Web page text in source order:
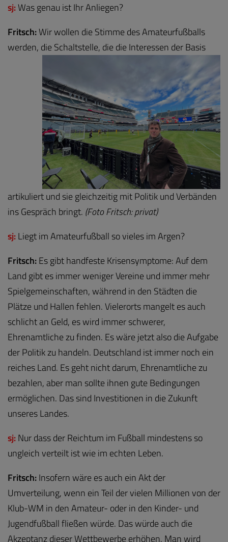
sj:Was genau ist Ihr Anliegen?
Fritsch:Wir wollen die Stimme des Amateurfußballs
werden, die Schaltstelle, die die Interessen derBasis
artikuliert und sie gleichzeitig mit Politik und Verbänden
ins Gespräch bringt. (Foto Fritsch: privat)
sj:Liegt im Amateurfußball so vieles im Argen?
Fritsch:Es gibt handfeste Krisensymptome: Auf dem
Land gibt es immer weniger Vereine und immer mehr
Spielgemeinschaften, während in den Städten die
Plätze und Hallen fehlen. Vielerorts mangelt es auch
schlicht an Geld, es wird immer schwerer,
Ehrenamtliche zu finden. Es wäre jetzt also die Aufgabe
der Politik zu handeln. Deutschland ist immer noch ein
reiches Land. Es geht nicht darum, Ehrenamtliche zu
bezahlen, aber man sollte ihnen gute Bedingungen
ermöglichen. Das sind Investitionen in die Zukunft
unseres Landes.
sj:Nur dass der Reichtum im Fußball mindestens so
ungleich verteilt ist wie im echten Leben.
Fritsch:Insofern wäre es auch ein Akt der
Umverteilung, wenn ein Teil der vielen Millionen von der
Klub-WM in den Amateur- oder in den Kinder- und
Jugendfußball fließen würde. Das würde auch die
Akzeptanz dieser Wettbewerbe erhöhen. Man wird